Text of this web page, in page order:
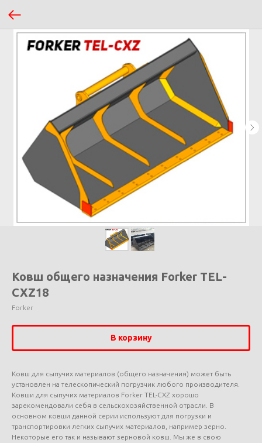
Ковш общего назначения Forker TEL-
CXZ18
Forker
В корзину
Ковш для сыпучих материалов (общего назначения) может быть
установлен на телескопический погрузчик любого производителя.
Ковши для сыпучих материалов Forker TEL-CXZ хорошо
зарекомендовали себя в сельскохозяйственной отрасли. В
основном ковши данной серии используют для погрузки и
транспортировки легких сыпучих материалов, например зерно.
Некоторые его так и называют зерновой ковш. Мы же в свою